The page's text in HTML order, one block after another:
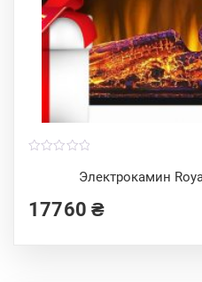
Электрокамин
o
17760₴